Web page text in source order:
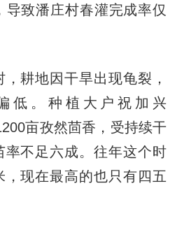
致潘庄村春灌完成率仅
耕地因干旱出现龟裂，
低。种植大户祝加兴
亩孜然茴香，受持续干
不足六成。往年这个时
现在最高的也只有四五